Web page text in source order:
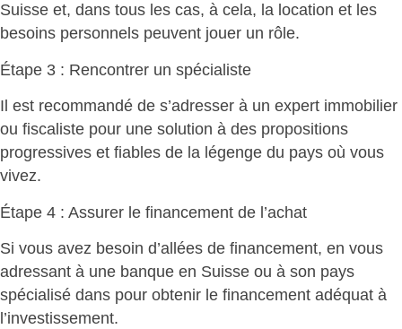
Suisse et, dans tous les cas, à cela, la location et les
besoins personnels peuvent jouer un rôle.
Étape 3 : Rencontrer un spécialiste
Il est recommandé de s’adresser à un expert immobilier
ou fiscaliste pour une solution à des propositions
progressives et fiables de la légenge du pays où vous
vivez.
Étape 4 : Assurer le financement de l’achat
Si vous avez besoin d’allées de financement, en vous
adressant à une banque en Suisse ou à son pays
spécialisé dans pour obtenir le financement adéquat à
l’investissement.